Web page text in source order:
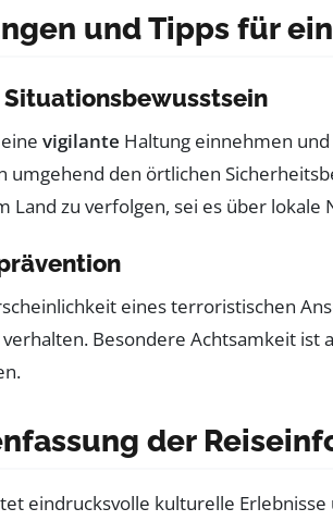
und Tipps für
vigilante Haltung einnehmen
umgehend den örtlichen
Land zu verfolgen, sei es über
eines terroristischen
Besondere Achtsamkeit
der
eindrucksvolle kulturelle